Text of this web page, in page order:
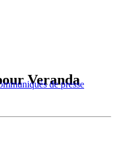
de presse
Veranda